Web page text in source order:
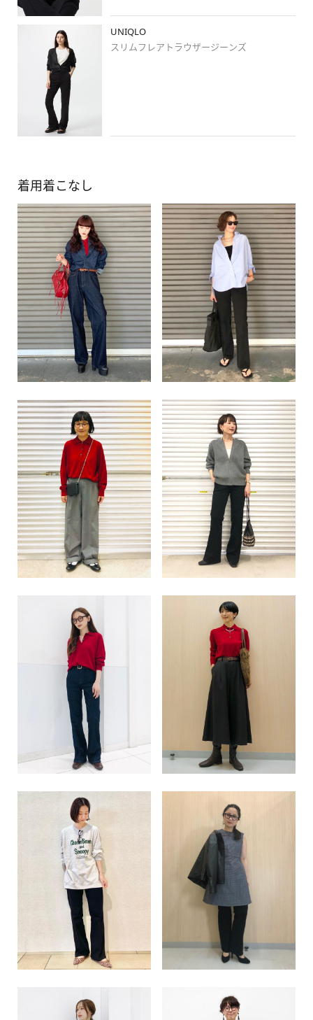
■
#uniqlo
#40代コーデ
#アラフォーコーデ
#きれいめコーデ
#スリムフレアトラウザージーンズ
#ブラック
#秋コーデ
#ニット
#uniqlojeans
#大人カジュアル
#きれいめカジュアル
#佐賀
#stylehintstaff
UNIQLO
スリムフレアトラウザージーンズ
着用着こなし